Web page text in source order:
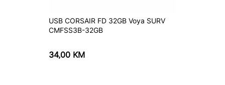
USB CORSAIR FD 32GB Voya SURV
CMFSS3B-32GB
34,00 KM